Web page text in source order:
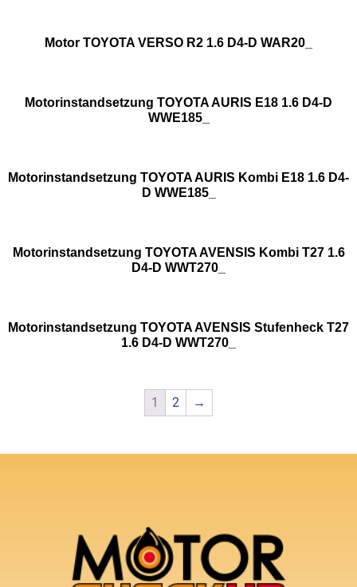
Motor TOYOTA VERSO R2 1.6 D4-D WAR20_
Motorinstandsetzung TOYOTA AURIS E18 1.6 D4-D
WWE185_
Motorinstandsetzung TOYOTA AURIS Kombi E18 1.6 D4-
D WWE185_
Motorinstandsetzung TOYOTA AVENSIS Kombi T27 1.6
D4-D WWT270_
Motorinstandsetzung TOYOTA AVENSIS Stufenheck T27
1.6 D4-D WWT270_
1 2 →